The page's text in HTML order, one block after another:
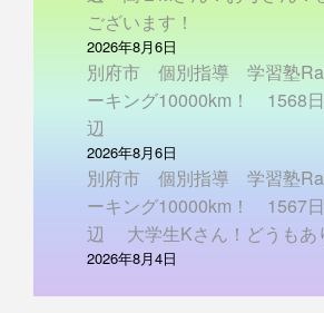
ございます！
2026年8月6日
別府市 個別指導 学習塾
ーキング10000km！ 1568
辺
2026年8月6日
別府市 個別指導 学習塾
ーキング10000km！ 1567
辺 大学生Kさん！どうもあ
2026年8月4日